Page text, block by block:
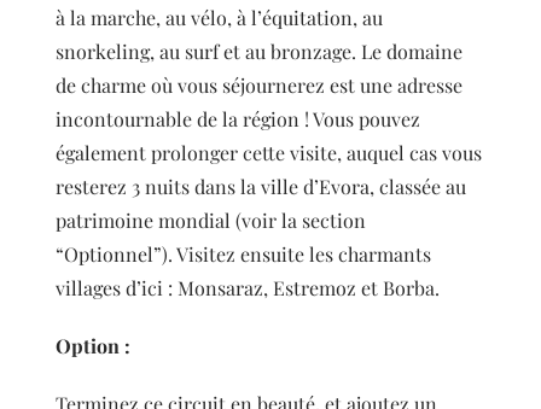
à la marche, au vélo, à l’équitation, au
snorkeling, au surf et au bronzage. Le domaine
de charme où vous séjournerez est une adresse
incontournable de la région ! Vous pouvez
également prolonger cette visite, auquel cas vous
resterez 3 nuits dans la ville d’Evora, classée au
patrimoine mondial (voir la section
“Optionnel”). Visitez ensuite les charmants
villages d’ici : Monsaraz, Estremoz et Borba.
Option :
Terminez ce circuit en beauté, et ajoutez un